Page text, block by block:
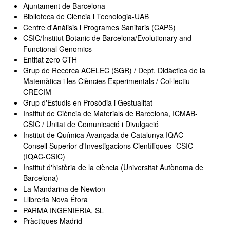
Ajuntament de Barcelona
Biblioteca de Ciència i Tecnologia-UAB
Centre d'Anàlisis i Programes Sanitaris (CAPS)
CSIC/Institut Botanic de Barcelona/Evolutionary and
Functional Genomics
Entitat zero CTH
Grup de Recerca ACELEC (SGR) / Dept. Didàctica de la
Matemàtica i les Ciències Experimentals / Col·lectiu
CRECIM
Grup d'Estudis en Prosòdia i Gestualitat
Institut de Ciència de Materials de Barcelona, ICMAB-
CSIC / Unitat de Comunicació i Divulgació
Institut de Química Avançada de Catalunya IQAC -
Consell Superior d'Investigacions Científiques -CSIC
(IQAC-CSIC)
Institut d'història de la ciència (Universitat Autònoma de
Barcelona)
La Mandarina de Newton
Llibreria Nova Éfora
PARMA INGENIERIA, SL
Pràctiques Madrid